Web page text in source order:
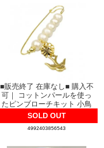
■販売終了 在庫なし■ 購入不
可｜ コットンパールを使っ
たピンブローチキット 小鳥
SOLD OUT
4992403856543